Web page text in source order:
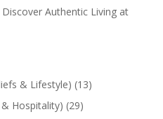
Authentic Living at
& Lifestyle) (13)
Hospitality) (29)